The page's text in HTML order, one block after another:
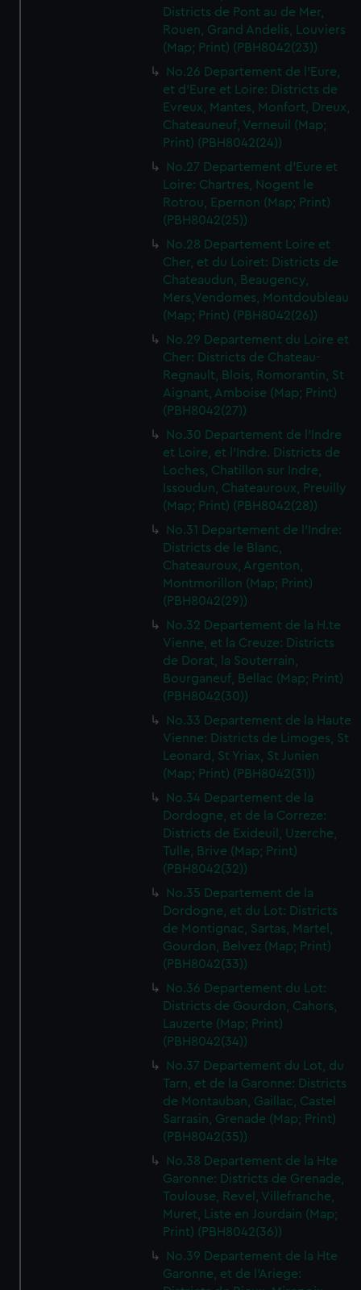
Districts de Pont au de Mer,
Rouen, Grand Andelis, Louviers
(Map; Print) (PBH8042(23))
No.26 Departement de l'Eure,
et d'Eure et Loire: Districts de
Evreux, Mantes, Monfort, Dreux,
Chateauneuf, Verneuil (Map;
Print) (PBH8042(24))
No.27 Departement d'Eure et
Loire: Chartres, Nogent le
Rotrou, Epernon (Map; Print)
(PBH8042(25))
No.28 Departement Loire et
Cher, et du Loiret: Districts de
Chateaudun, Beaugency,
Mers,Vendomes, Montdoubleau
(Map; Print) (PBH8042(26))
No.29 Departement du Loire et
Cher: Districts de Chateau-
Regnault, Blois, Romorantin, St
Aignant, Amboise (Map; Print)
(PBH8042(27))
No.30 Departement de l'Indre
et Loire, et l'Indre. Districts de
Loches, Chatillon sur Indre,
Issoudun, Chateauroux, Preuilly
(Map; Print) (PBH8042(28))
No.31 Departement de l'Indre:
Districts de le Blanc,
Chateauroux, Argenton,
Montmorillon (Map; Print)
(PBH8042(29))
No.32 Departement de la H.te
Vienne, et la Creuze: Districts
de Dorat, la Souterrain,
Bourganeuf, Bellac (Map; Print)
(PBH8042(30))
No.33 Departement de la Haute
Vienne: Districts de Limoges, St
Leonard, St Yriax, St Junien
(Map; Print) (PBH8042(31))
No.34 Departement de la
Dordogne, et de la Correze:
Districts de Exideuil, Uzerche,
Tulle, Brive (Map; Print)
(PBH8042(32))
No.35 Departement de la
Dordogne, et du Lot: Districts
de Montignac, Sartas, Martel,
Gourdon, Belvez (Map; Print)
(PBH8042(33))
No.36 Departement du Lot:
Districts de Gourdon, Cahors,
Lauzerte (Map; Print)
(PBH8042(34))
No.37 Departement du Lot, du
Tarn, et de la Garonne: Districts
de Montauban, Gaillac, Castel
Sarrasin, Grenade (Map; Print)
(PBH8042(35))
No.38 Departement de la Hte
Garonne: Districts de Grenade,
Toulouse, Revel, Villefranche,
Muret, Liste en Jourdain (Map;
Print) (PBH8042(36))
No.39 Departement de la Hte
Garonne, et de l'Ariege: